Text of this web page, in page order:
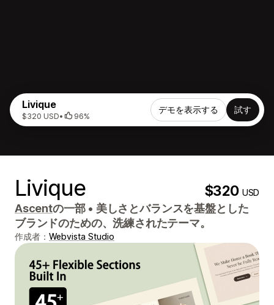
Livique
$320 USD• 96%
デモを表示する 試す
Livique $320USD
Ascentの一部 • 美しさとバランスを基盤とした
ブランドのための、洗練されたテーマ。
作成者： Webvista Studio